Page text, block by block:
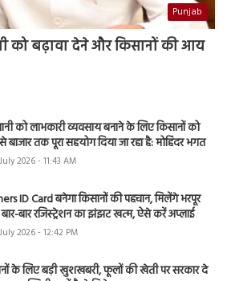
Punjab
को बढ़ावा देने और किसानों की आय
को लाभकारी व्यवसाय बनाने के लिए किसानों को
बाजार तक पूरा सहयोग दिया जा रहा है: मोहिंदर भगत
2026 - 11:43 AM
ID Card बनेगा किसानों की पहचान, मिलेंगे भरपूर
बार रजिस्ट्रेशन का झंझट खत्म, ऐसे करें अप्लाई
2026 - 12:42 PM
के लिए बड़ी खुशखबरी, फूलों की खेती पर सरकार दे